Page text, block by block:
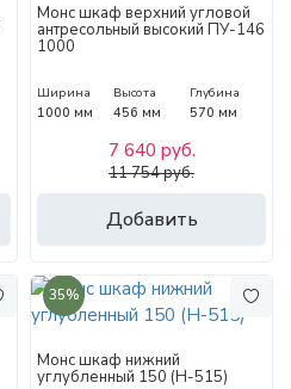
Монс шкаф верхний угловой
антресольный высокий ПУ-146
1000
Ширина
1000 мм
Высота
456 мм
Глубина
570 мм
Добавить
7 640 руб.
11 754 руб.
35%
Монс шкаф нижний
углубленный 150 (Н-515)